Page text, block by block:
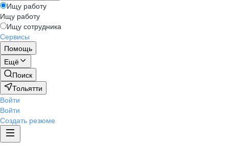
Ищу работу
Ищу работу
Ищу сотрудника
Сервисы
Помощь
Ещё
Поиск
Тольятти
Войти
Войти
Создать резюме